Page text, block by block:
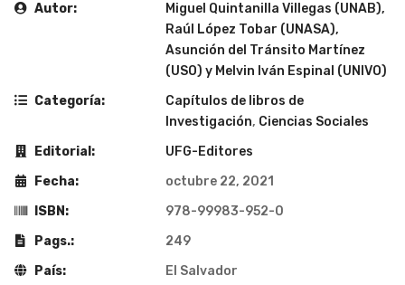
Autor:
Miguel Quintanilla Villegas (UNAB),
Raúl López Tobar (UNASA),
Asunción del Tránsito Martínez
(USO) y Melvin Iván Espinal (UNIVO)
Categoría:
Capítulos de libros de
Investigación, Ciencias Sociales
Editorial:
UFG-Editores
Fecha:
octubre 22, 2021
ISBN:
978-99983-952-0
Pags.:
249
País:
El Salvador